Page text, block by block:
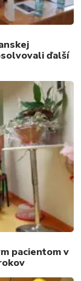
ďalší
pacientom v